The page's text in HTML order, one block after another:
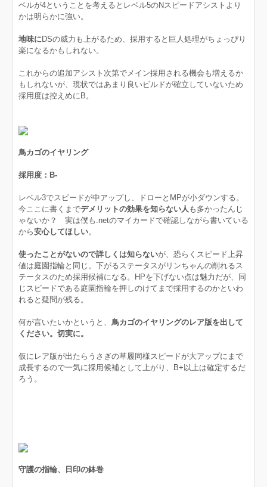
ベルが4ということを考えるとレベル5のNスピードアシストより
かは明らかに強い。
地味にDSの威力も上がるため、採用すると巨人処理がちょっぴり
楽になるかもしれない。
これからの追加アシスト次第でメイン採用される機会も増えるか
もしれないが、現状ではあまり良いビルドが確立していないため
採用度は控えめにB。
鳥カゴのイヤリング
採用度：B-
レベル3でスピードが中アップし、ドローとMPが小ダウンする。
今ここに書くまでデメリットの効果を知らない人 も多かったんじ
ゃないか？ 実は僕も.netのマイカードで確認しながら書いている
から安心してほしい。
使ったことがないので詳しくは知らないが、恐らくスピード上昇
値は庭園指輪と同じ。下がるステータスがリンちゃんの削れるス
テータスのため採用候補になる。HPを下げない点は魅力だが、同
じスピードである庭園指輪を押しのけてまで採用するのかといわ
れると疑問が残る。
何が言いたいかというと、 鳥カゴのイヤリングのレア版を出して
ください。切実に。
仮にレア版が出たらうさぎの草履同様スピードが大アップにまで
成長するので一気に採用候補として上がり、B+以上は確定するだ
ろう。
守護の指輪、日印の鉢巻